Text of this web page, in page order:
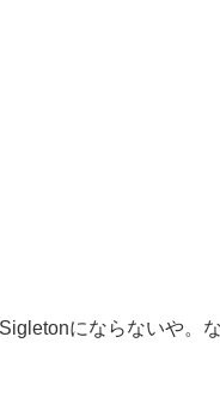
にならないや。